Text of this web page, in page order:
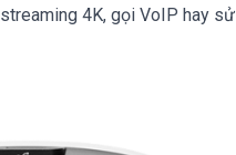
4K, gọi VoIP hay sử